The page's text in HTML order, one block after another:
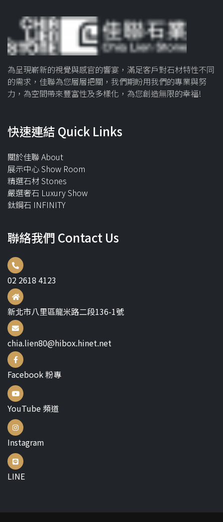
為呈現嶄新的視覺與感官的響宴，滿足客戶對石材特性不同
的需求，佳聯為您層層把關，我們期盼用我們的專業與努
力，為空間帶來豐富性及多樣化，為您創造無限的幸福!
快速連結 Quick Links
關於佳聯 About
展示中心 Show Room
精選石材 Stones
嚴選奢石 Luxury Show
鈦鋼石 INFINITY
聯絡我們 Contact Us
02 2618 4123
新北市八里區龍米路二段136-1號
chia.lien80@hibox.hinet.net
Facebook 粉專
YouTube 頻道
Instagram
LINE